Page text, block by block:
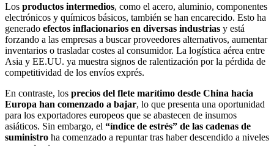
Los productos intermedios, como el acero, aluminio, componentes
electrónicos y químicos básicos, también se han encarecido. Esto ha
generado efectos inflacionarios en diversas industrias y está
forzando a las empresas a buscar proveedores alternativos, aumentar
inventarios o trasladar costes al consumidor. La logística aérea entre
Asia y EE.UU. ya muestra signos de ralentización por la pérdida de
competitividad de los envíos exprés.
En contraste, los precios del flete marítimo desde China hacia
Europa han comenzado a bajar, lo que presenta una oportunidad
para los exportadores europeos que se abastecen de insumos
asiáticos. Sin embargo, el “índice de estrés” de las cadenas de
suministro ha comenzado a repuntar tras haber descendido a niveles